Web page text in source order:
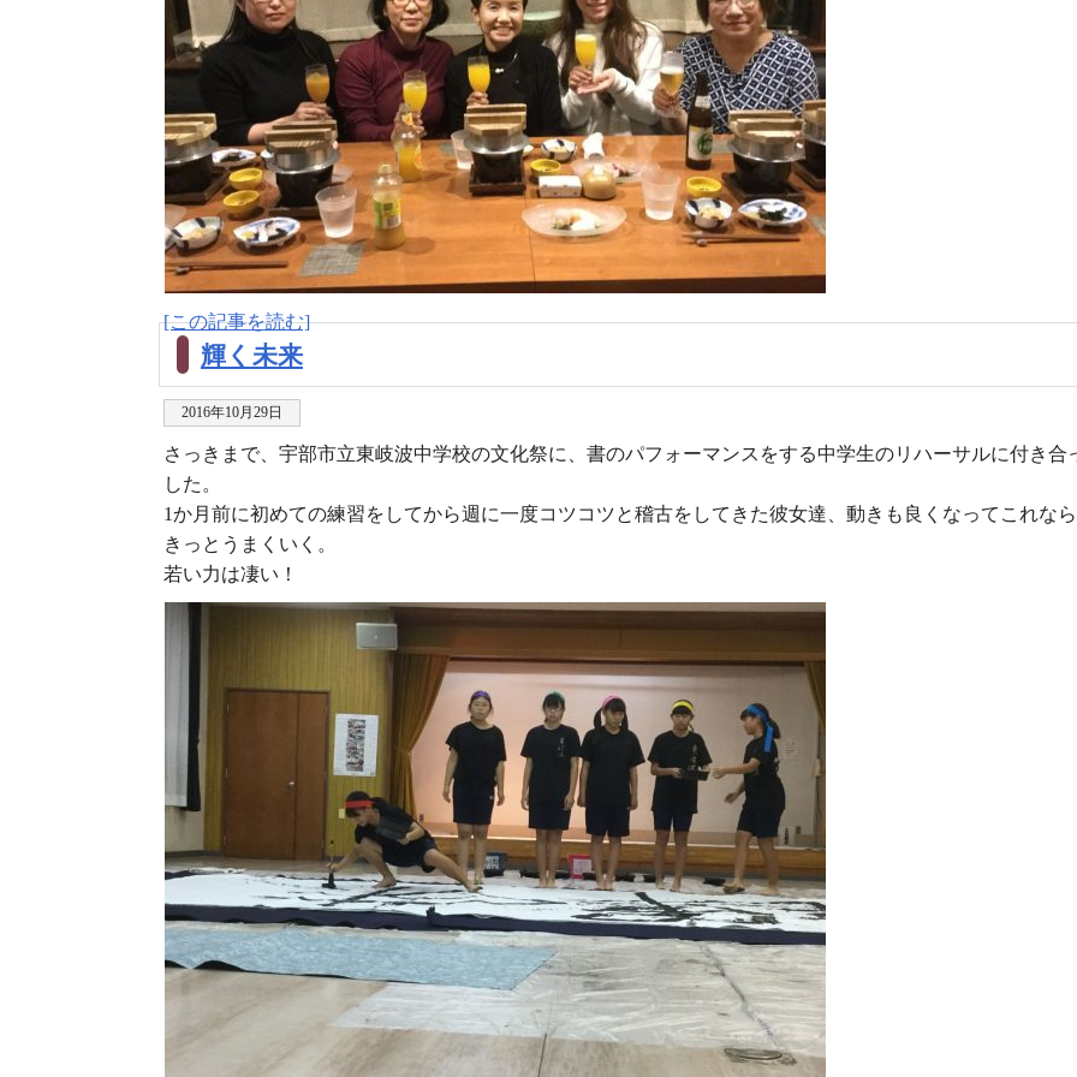
[この記事を読む]
輝く未来
2016年10月29日
さっきまで、宇部市立東岐波中学校の文化祭に、書のパフォーマンスをする中学生のリハーサルに付き合
した。
1か月前に初めての練習をしてから週に一度コツコツと稽古をしてきた彼女達、動きも良くなってこれな
きっとうまくいく。
若い力は凄い！